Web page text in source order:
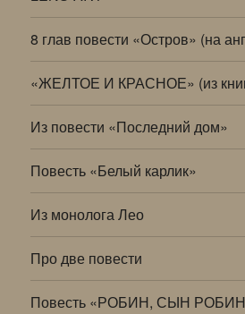
8 глав повести «Остров» (на
«ЖЕЛТОЕ И КРАСНОЕ» (из
Из повести «Последний дом»
Повесть «Белый карлик»
Из монолога Лео
Про две повести
Повесть «РОБИН, СЫН